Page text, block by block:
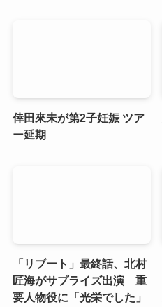
倖田來未が第2子妊娠 ツア
ー延期
「リブート」最終話、北村
匠海がサプライズ出演 重
要人物役に「光栄でした」